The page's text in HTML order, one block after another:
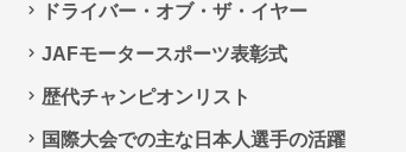
ドライバー・オブ・ザ・イヤー
JAFモータースポーツ表彰式
歴代チャンピオンリスト
国際大会での主な日本人選手の活躍